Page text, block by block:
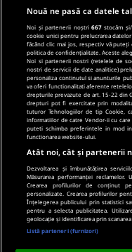
Nouă ne pasă ca datele
Noi și partenerii noștri667 stocăm
cookie unici pentru prelucrarea
făcând clic mai jos, respectiv vă
politica de confidențialitate. Aceste
Noi si partenerii nostri (retelele de
nostri de servicii de date analitice)
personaliza continutul si anunturile
va oferi functionalitati aferente
drepturile prevazute de art. 15-22 din
drepturi pot fi exercitate prin
tuturor Tehnologiilor de tip Cookie,
informatiilor de catre Vendor-ii cu care
puteti schimba preferintele in mod
functionarea website-ului.
Atât noi, cât și partenerii
Dezvoltarea și îmbunătățirea
Măsurarea performanței reclamelor.
Crearea profilurilor de conținut
personalizate. Crearea profilurilor
Înțelegerea publicului prin statistici
pentru a selecta publicitatea.
geolocație și identificarea prin
Listă parteneri (furnizori)